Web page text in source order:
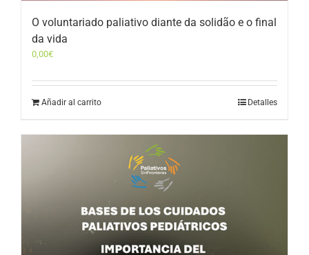
O voluntariado paliativo diante da solidão e o final
da vida
0,00€
Añadir al carrito Detalles